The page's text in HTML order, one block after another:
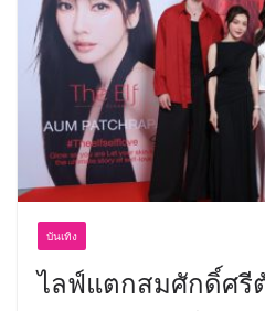
บันเทิง
ไลฟ์แตกสมศักดิ์ศรี